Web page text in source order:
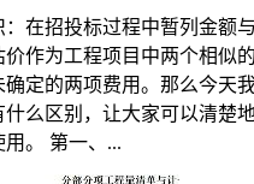
：在招投标过程中暂列金额
价作为工程项目中两个相似
确定的两项费用。那么今天
么区别，让大家可以清楚
。 第一、...